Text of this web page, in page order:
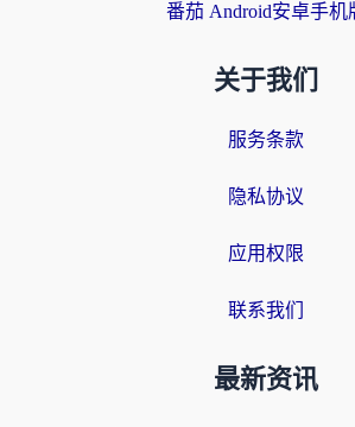
番茄 Android安卓手机
关于我们
服务条款
隐私协议
应用权限
联系我们
最新资讯